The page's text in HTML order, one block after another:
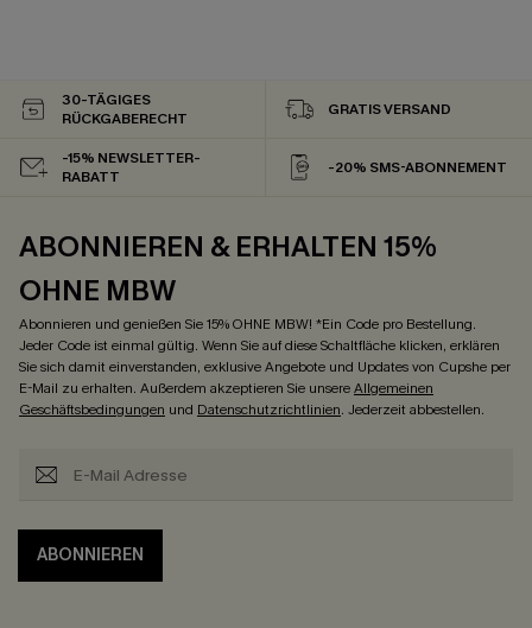
30-TÄGIGES
RÜCKGABERECHT
GRATIS VERSAND
-15% NEWSLETTER-
RABATT
-20% SMS-ABONNEMENT
ABONNIEREN & ERHALTEN 15%
OHNE MBW
Abonnieren und genießen Sie 15% OHNE MBW! *Ein Code pro Bestellung.
Jeder Code ist einmal gültig. Wenn Sie auf diese Schaltfläche klicken, erklären
Sie sich damit einverstanden, exklusive Angebote und Updates von Cupshe per
E-Mail zu erhalten. Außerdem akzeptieren Sie unsereAllgemeinen
Geschäftsbedingungen und Datenschutzrichtlinien. Jederzeit abbestellen.
ABONNIEREN